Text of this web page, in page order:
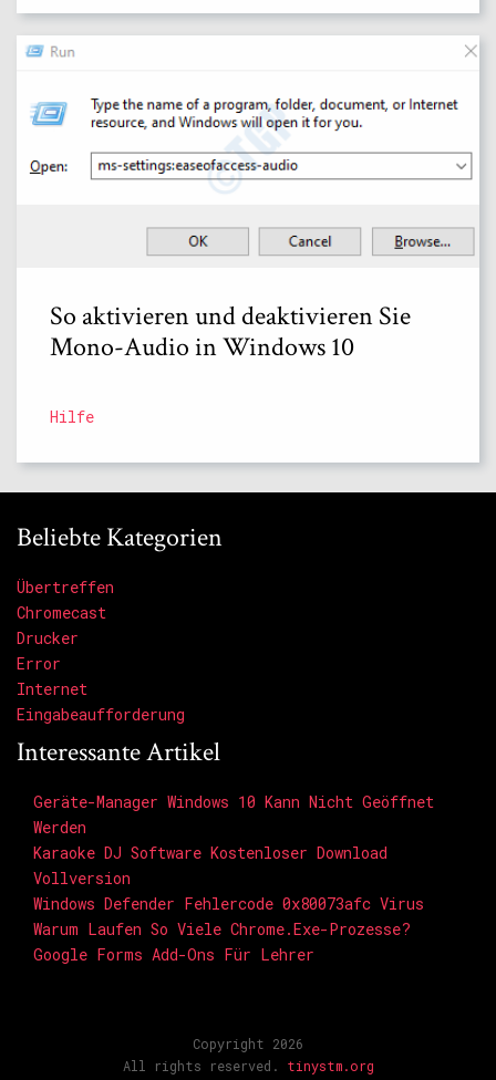
So aktivieren und deaktivieren Sie
Mono-Audio in Windows 10
Hilfe
Beliebte Kategorien
Übertreffen
Chromecast
Drucker
Error
Internet
Eingabeaufforderung
Interessante Artikel
Geräte-Manager Windows 10 Kann Nicht Geöffnet
Werden
Karaoke DJ Software Kostenloser Download
Vollversion
Windows Defender Fehlercode 0x80073afc Virus
Warum Laufen So Viele Chrome.exe-Prozesse?
Google Forms Add-Ons Für Lehrer
Copyright 2026
All rights reserved. tinystm.org